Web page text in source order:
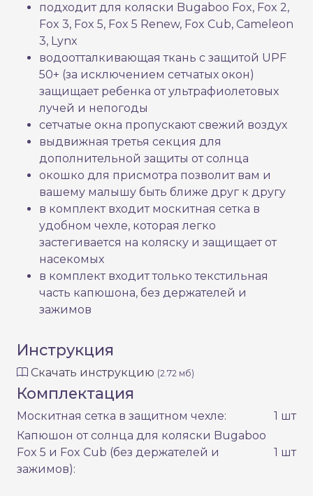
подходит для коляски Bugaboo Fox, Fox 2,
Fox 3, Fox 5, Fox 5 Renew, Fox Cub, Cameleon
3, Lynx
водоотталкивающая ткань с защитой UPF
50+ (за исключением сетчатых окон)
защищает ребенка от ультрафиолетовых
лучей и непогоды
сетчатые окна пропускают свежий воздух
выдвижная третья секция для
дополнительной защиты от солнца
окошко для присмотра позволит вам и
вашему малышу быть ближе друг к другу
в комплект входит москитная сетка в
удобном чехле, которая легко
застегивается на коляску и защищает от
насекомых
в комплект входит только текстильная
часть капюшона, без держателей и
зажимов
Инструкция
Скачать инструкцию (2.72 мб)
Комплектация
Москитная сетка в защитном чехле:
1 шт
Капюшон от солнца для коляски Bugaboo
Fox 5 и Fox Cub (без держателей и
зажимов):
1 шт